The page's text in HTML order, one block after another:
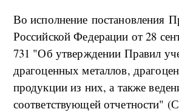
Во исполнение постановления
Российской Федерации от 28
731 "Об утверждении Правил
драгоценных металлов,
продукции из них, а также
соответствующей отчетности"